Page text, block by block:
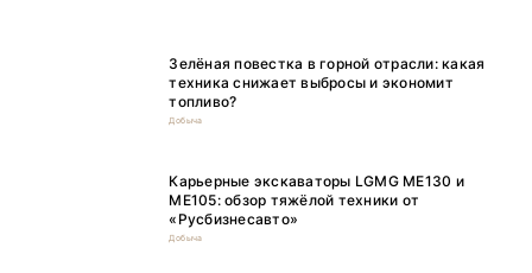
Зелёная повестка в горной отрасли: какая
техника снижает выбросы и экономит
топливо?
Добыча
Карьерные экскаваторы LGMG ME130 и
ME105: обзор тяжёлой техники от
«Русбизнесавто»
Добыча